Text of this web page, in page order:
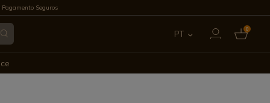
Pagamento Seguros
PT 0